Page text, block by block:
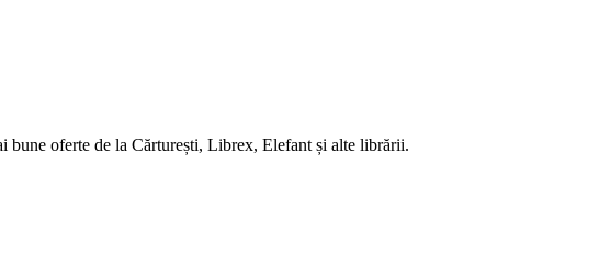
bune oferte de la Cărturești, Librex, Elefant și alte librării.